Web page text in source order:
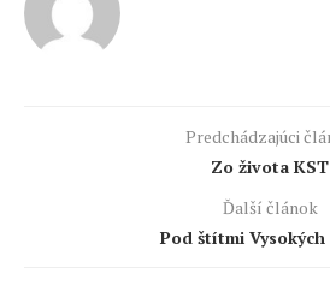
Predchádzajúci
Zo života KST
Ďalší článok
Pod štítmi